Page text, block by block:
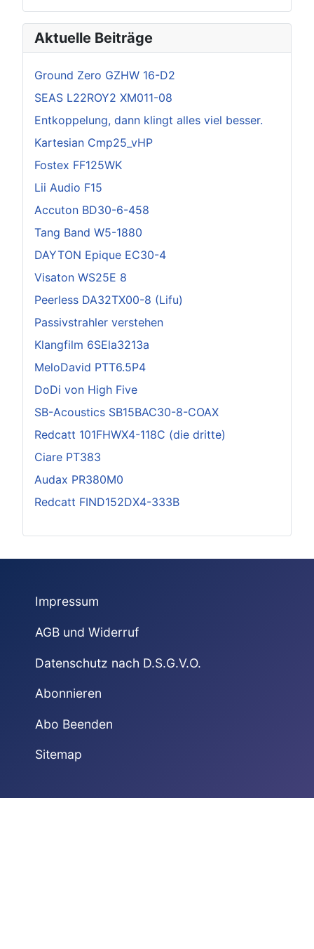
Aktuelle Beiträge
Ground Zero GZHW 16-D2
SEAS L22ROY2 XM011-08
Entkoppelung, dann klingt alles viel besser.
Kartesian Cmp25_vHP
Fostex FF125WK
Lii Audio F15
Accuton BD30-6-458
Tang Band W5-1880
DAYTON Epique EC30-4
Visaton WS25E 8
Peerless DA32TX00-8 (Lifu)
Passivstrahler verstehen
Klangfilm 6SEla3213a
MeloDavid PTT6.5P4
DoDi von High Five
SB-Acoustics SB15BAC30-8-COAX
Redcatt 101FHWX4-118C (die dritte)
Ciare PT383
Audax PR380M0
Redcatt FIND152DX4-333B
Impressum
AGB und Widerruf
Datenschutz nach D.S.G.V.O.
Abonnieren
Abo Beenden
Sitemap